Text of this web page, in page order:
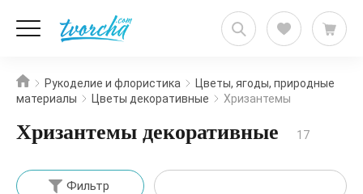
Рукоделие и флористика
Цветы, ягоды, природные
материалы
Цветы декоративные Хризантемы
Хризантемы декоративные 17
Фильтр